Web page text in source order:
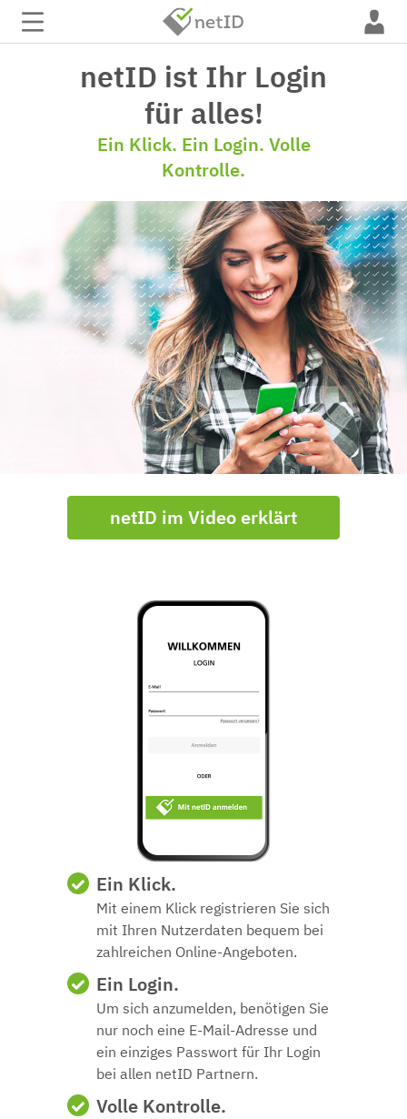
netID ist Ihr Login
für alles!
Ein Klick. Ein Login. Volle
Kontrolle.
netID im Video erklärt
Ein Klick.
Mit einem Klick registrieren Sie sich
mit Ihren Nutzerdaten bequem bei
zahlreichen Online-Angeboten.
Ein Login.
Um sich anzumelden, benötigen Sie
nur noch eine E-Mail-Adresse und
ein einziges Passwort für Ihr Login
bei allen netID Partnern.
Volle Kontrolle.